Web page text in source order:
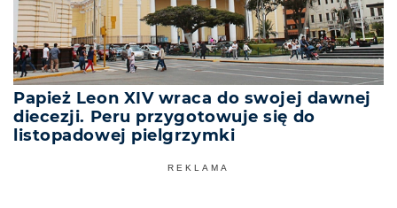
Papież Leon XIV wraca do swojej dawnej
diecezji. Peru przygotowuje się do
listopadowej pielgrzymki
REKLAMA